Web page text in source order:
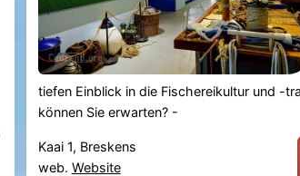
tiefen Einblick in die Fischereikultur und -
können Sie erwarten? -
Kaai 1, Breskens
web. Website